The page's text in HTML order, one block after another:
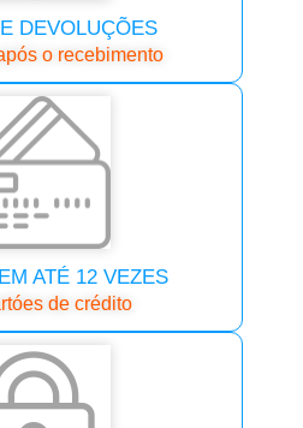
DEVOLUÇÕES
o recebimento
ATÉ 12 VEZES
de crédito